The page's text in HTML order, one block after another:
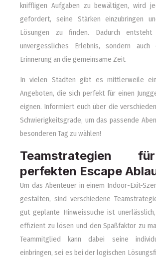
kniffligen Aufgaben zu bewältigen, wird
gefordert, seine Stärken einzubringen
Lösungen zu finden. Dadurch
unvergessliches Erlebnis, sondern
Erinnerung an die gemeinsame Zeit.
In vielen Städten gibt es mittlerweile
Angeboten, die sich perfekt für einen
eignen. Informiert euch über die
Schwierigkeitsgrade, um das passende
besonderen Tag zu wählen!
Teamstrategien
perfekten Escape
Um das Abenteuer in einem Indoor-Exit-
gestalten, sind verschiedene
gut geplante Hinweissuche ist
effizient zu lösen und den Spaßfaktor zu
Teammitglied kann dabei seine
einbringen, sei es bei der logischen